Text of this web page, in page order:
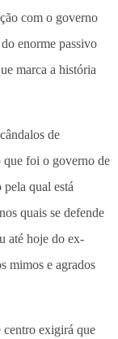
com o governo
enorme passivo
marca a história
de
que foi o governo de
qual está
quais se defende
até hoje do ex-
mimos e agrados
exigirá que